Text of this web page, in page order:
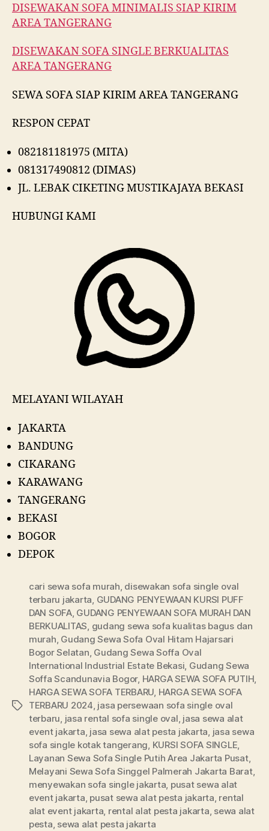
DISEWAKAN SOFA MINIMALIS SIAP KIRIM
AREA TANGERANG
DISEWAKAN SOFA SINGLE BERKUALITAS
AREA TANGERANG
SEWA SOFA SIAP KIRIM AREA TANGERANG
RESPON CEPAT
082181181975 (MITA)
081317490812 (DIMAS)
JL. LEBAK CIKETING MUSTIKAJAYA BEKASI
HUBUNGI KAMI
MELAYANI WILAYAH
JAKARTA
BANDUNG
CIKARANG
KARAWANG
TANGERANG
BEKASI
BOGOR
DEPOK
Tags
cari sewa sofa murah disewakan sofa single oval
terbaru jakarta GUDANG PENYEWAAN KURSI PUFF
DAN SOFA, GUDANG PENYEWAAN SOFA MURAH DAN
BERKUALITAS gudang sewa sofa kualitas bagus dan
murah Gudang Sewa Sofa Oval Hitam Hajarsari
Bogor Selatan Gudang Sewa Soffa Oval
International Industrial Estate Bekasi Gudang Sewa
Soffa Scandunavia Bogor, HARGA SEWA SOFA PUTIH
HARGA SEWA SOFA TERBARU HARGA SEWA SOFA
TERBARU 2024 jasa persewaan sofa single oval
terbaru jasa rental sofa single oval jasa sewa alat
event jakarta jasa sewa alat pesta jakarta jasa sewa
sofa single kotak tangerang KURSI SOFA SINGLE
Layanan Sewa Sofa Single Putih Area Jakarta Pusat,
Melayani Sewa Sofa Singgel Palmerah Jakarta Barat,
menyewakan sofa single jakarta pusat sewa alat
event jakarta pusat sewa alat pesta jakarta rental
alat event jakarta rental alat pesta jakarta sewa alat
pesta sewa alat pesta jakarta